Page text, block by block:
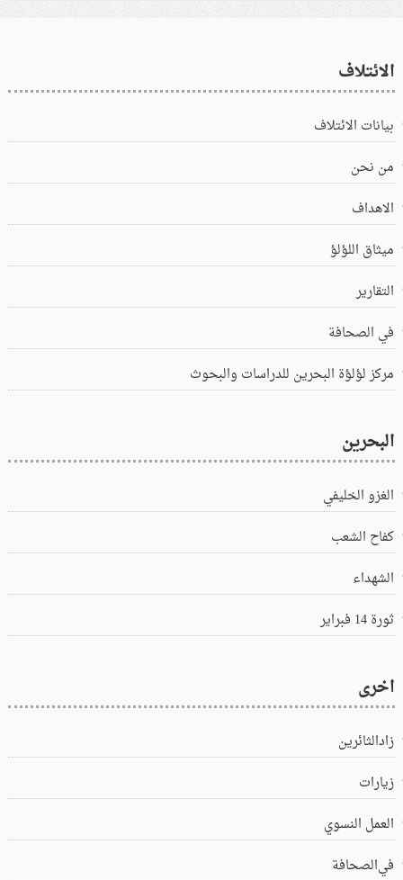
الائتلاف
بيانات الائتلاف
من نحن
الاهداف
ميثاق اللؤلؤ
التقارير
في الصحافة
مركز لؤلؤة البحرين للدراسات والبحوث
البحرين
الغزو الخليفي
كفاح الشعب
الشهداء
ثورة 14 فبراير
اخرى
زادالثائرين
زيارات
العمل النسوي
في‌الصحافة